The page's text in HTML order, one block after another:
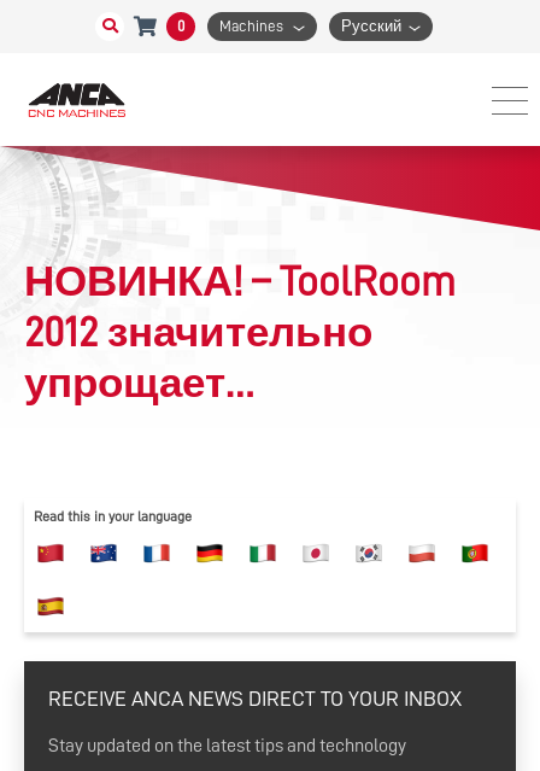
0 Machines Русский
НОВИНКА! – ToolRoom
2012 значительно
упрощает
Read this in your language
RECEIVE ANCA NEWS DIRECT TO YOUR INBOX
Stay updated on the latest tips and technology